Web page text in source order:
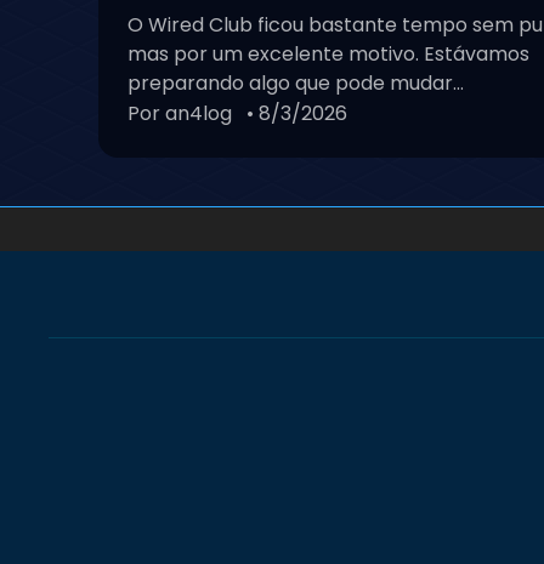
O Wired Club ficou bastante tempo sem
mas por um excelente motivo. Estávamos
preparando algo que pode mudar...
Por an4log • 8/3/2026